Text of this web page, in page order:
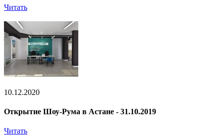
Читать
10.12.2020
Открытие Шоу-Рума в Астане - 31.10.2019
Читать